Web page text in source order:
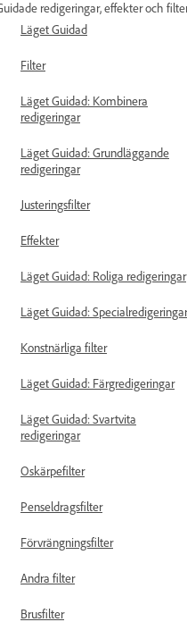
redigeringar, effekter och
Läget Guidad
Filter
Läget Guidad: Kombinera
redigeringar
Läget Guidad: Grundläggande
redigeringar
Justeringsfilter
Effekter
Läget Guidad: Roliga redigeringar
Läget Guidad: Specialredigeringar
Konstnärliga filter
Läget Guidad: Färgredigeringar
Läget Guidad: Svartvita
redigeringar
Oskärpefilter
Penseldragsfilter
Förvrängningsfilter
Andra filter
Brusfilter